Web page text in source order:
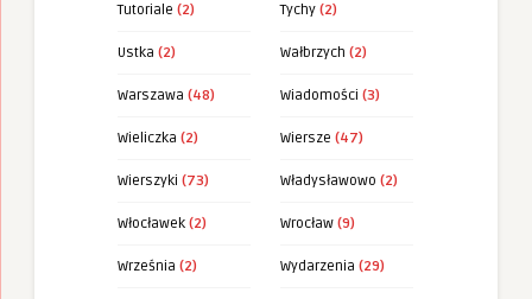
Tutoriale (2) Tychy (2)
Ustka (2) Wałbrzych (2)
Warszawa (48) Wiadomości (3)
Wieliczka (2) Wiersze (47)
Wierszyki (73) Władysławowo (2)
Włocławek (2) Wrocław (9)
Września (2) Wydarzenia (29)